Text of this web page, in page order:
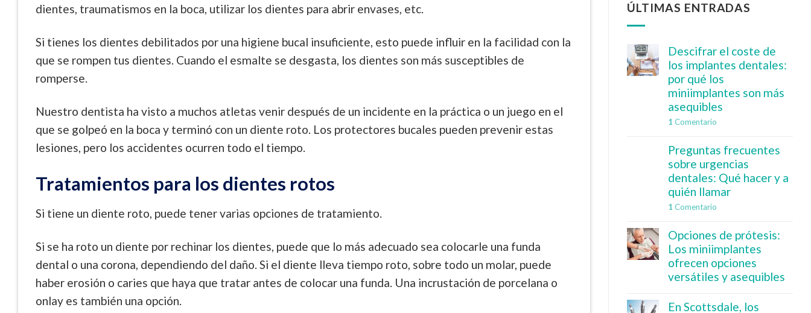
dientes, traumatismos en la boca, utilizar los dientes para abrir envases, etc.
Si tienes los dientes debilitados por una higiene bucal insuficiente, esto puede influir en la facilidad con la
que se rompen tus dientes. Cuando el esmalte se desgasta, los dientes son más susceptibles de
romperse.
Nuestro dentista ha visto a muchos atletas venir después de un incidente en la práctica o un juego en el
que se golpeó en la boca y terminó con un diente roto. Los protectores bucales pueden prevenir estas
lesiones, pero los accidentes ocurren todo el tiempo.
Tratamientos para los dientes rotos
Si tiene un diente roto, puede tener varias opciones de tratamiento.
Si se ha roto un diente por rechinar los dientes, puede que lo más adecuado sea colocarle una funda
dental o una corona, dependiendo del daño. Si el diente lleva tiempo roto, sobre todo un molar, puede
haber erosión o caries que haya que tratar antes de colocar una funda. Una incrustación de porcelana o
onlay es también una opción.
ÚLTIMAS ENTRADAS
Descifrar el coste de
los implantes dentales:
por qué los
miniimplantes son más
asequibles
1 Comentario
Preguntas frecuentes
sobre urgencias
dentales: Qué hacer y a
quién llamar
1 Comentario
Opciones de prótesis:
Los miniimplantes
ofrecen opciones
versátiles y asequibles
En Scottsdale, los